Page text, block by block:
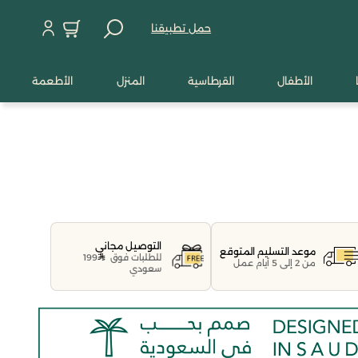
حمل تطبيقنا
الأطفال القرطاسية المنزل الأطعمة
موعد التسليم المتوقع
من 2 إلى 5 أيام عمل
التوصيل مجاني
للطلبات فوق
199
سعودي